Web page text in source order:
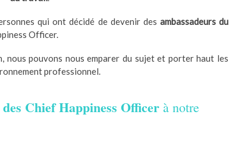
qui ont décidé de devenir des ambassadeurs du
Officer.
nous pouvons nous emparer du sujet et porter haut les
professionnel.
Chief Happiness Officer à notre